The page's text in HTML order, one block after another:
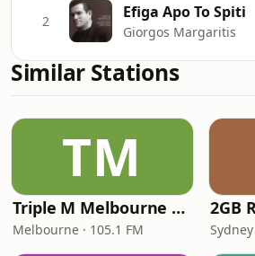
2 Efiga Apo To Spiti
Giorgos Margaritis
Similar Stations
TM
Triple M Melbourne 105.1
Melbourne · 105.1 FM
2GB